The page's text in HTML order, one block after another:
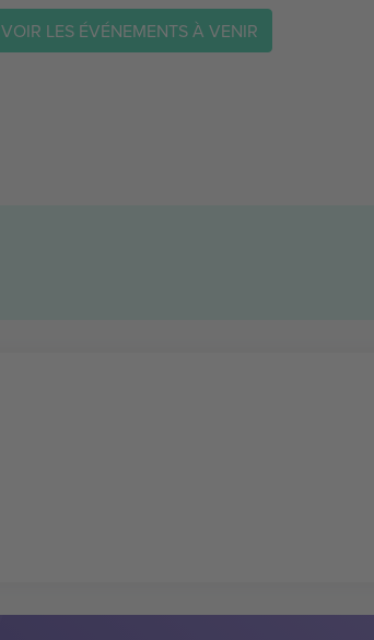
VOIR LES ÉVÉNEMENTS À VENIR